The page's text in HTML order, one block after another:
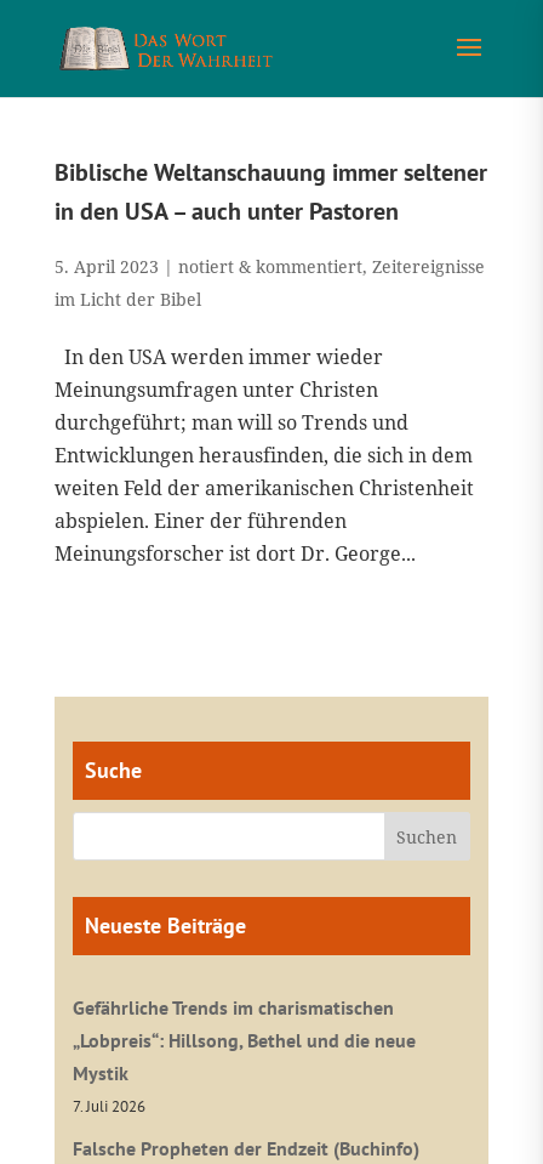
Biblische Weltanschauung immer seltener
in den USA – auch unter Pastoren
5. April 2023 | notiert & kommentiert, Zeitereignisse
im Licht der Bibel
In den USA werden immer wieder
Meinungsumfragen unter Christen
durchgeführt; man will so Trends und
Entwicklungen herausfinden, die sich in dem
weiten Feld der amerikanischen Christenheit
abspielen. Einer der führenden
Meinungsforscher ist dort Dr. George...
Suche
Neueste Beiträge
Gefährliche Trends im charismatischen
„Lobpreis“: Hillsong, Bethel und die neue
Mystik
7. Juli 2026
Falsche Propheten der Endzeit (Buchinfo)